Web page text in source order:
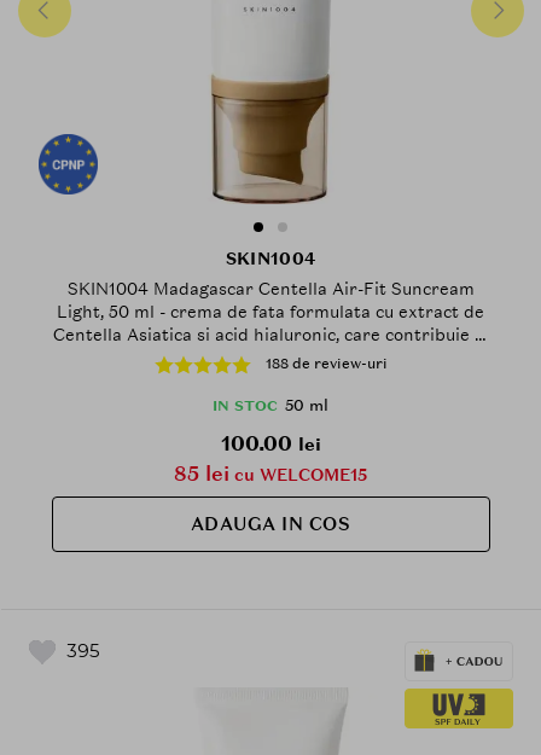
SKIN1004
SKIN1004 Madagascar Centella Air-Fit Suncream
Light, 50 ml - crema de fata formulata cu extract de
Centella Asiatica si acid hialuronic, care contribuie la
protectia impotriva ridurilor, Daily
188 de review-uri
IN STOC 50 ml
100.00 lei
85 lei cu WELCOME15
ADAUGA IN COS
395